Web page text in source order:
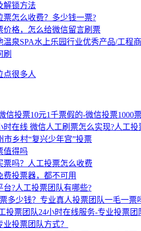
解锁方法
票怎么收费？多少钱一票?
价格，怎么给微信留言刷票
温泉SPA水上乐园行业优秀产品/工程
刷
点很多人
信投票10元1千票假的-微信投票1000
时在线 微信人工刷票怎么实现?人工投
市乡村“复兴少年宫”投票
值得吗
票吗？人工投票怎么收费
费投票器，都不可用
?人工投票团队有哪些?
多少钱？专业真人投票团队一毛一票
投票团队24小时在线服务-专业投票团
投票团队方式？